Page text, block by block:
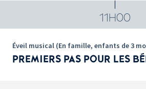
11H00
Éveil musical (En famille, enfants de 3
PREMIERS PAS POUR LES